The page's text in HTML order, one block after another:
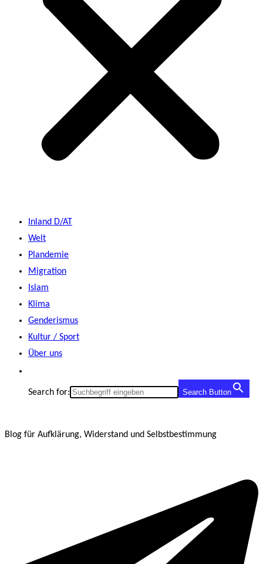
Inland D/AT
Welt
Plandemie
Migration
Islam
Klima
Genderismus
Kultur / Sport
Über uns
Search for: Search Button
Blog für Aufklärung, Widerstand und Selbstbestimmung